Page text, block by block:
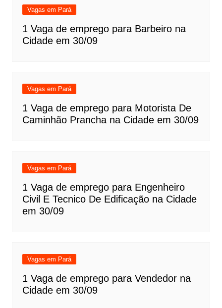
Vagas em Pará
1 Vaga de emprego para Barbeiro na
Cidade em 30/09
Vagas em Pará
1 Vaga de emprego para Motorista De
Caminhão Prancha na Cidade em 30/09
Vagas em Pará
1 Vaga de emprego para Engenheiro
Civil E Tecnico De Edificação na Cidade
em 30/09
Vagas em Pará
1 Vaga de emprego para Vendedor na
Cidade em 30/09